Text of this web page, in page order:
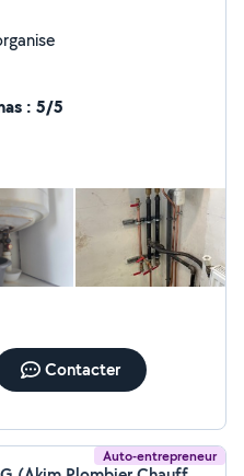
et organise
: 5/5
Contacter
Auto-entrepreneur